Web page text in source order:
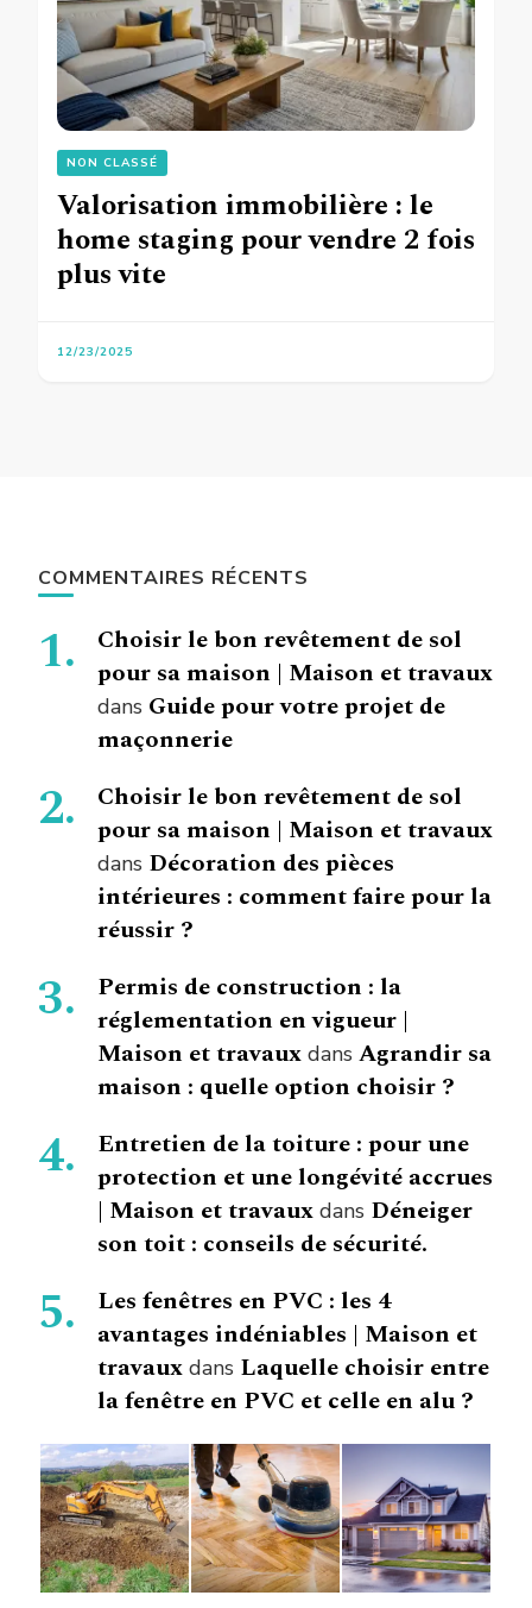
NON CLASSÉ
Valorisation immobilière : le
home staging pour vendre 2 fois
plus vite
12/23/2025
COMMENTAIRES RÉCENTS
Choisir le bon revêtement de sol
pour sa maison | Maison et travaux
dans Guide pour votre projet de
maçonnerie
Choisir le bon revêtement de sol
pour sa maison | Maison et travaux
dans Décoration des pièces
intérieures : comment faire pour la
réussir ?
Permis de construction : la
réglementation en vigueur |
Maison et travaux dans Agrandir sa
maison : quelle option choisir ?
Entretien de la toiture : pour une
protection et une longévité accrues
| Maison et travaux dans Déneiger
son toit : conseils de sécurité.
Les fenêtres en PVC : les 4
avantages indéniables | Maison et
travaux dans Laquelle choisir entre
la fenêtre en PVC et celle en alu ?